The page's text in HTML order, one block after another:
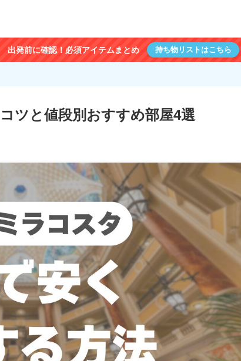
出発前に確認！必須アイテムまとめ 持ち物リストはこちら
ツと値段別おすすめ部屋4選